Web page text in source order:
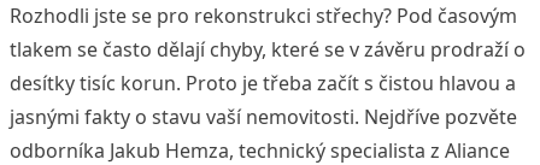
Rozhodli jste se pro rekonstrukci střechy? Pod časovým
tlakem se často dělají chyby, které se v závěru prodraží o
desítky tisíc korun. Proto je třeba začít s čistou hlavou a
jasnými fakty o stavu vaší nemovitosti. Nejdříve pozvěte
odborníka Jakub Hemza, technický specialista z Aliance